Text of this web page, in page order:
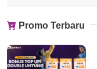
Promo Terbaru